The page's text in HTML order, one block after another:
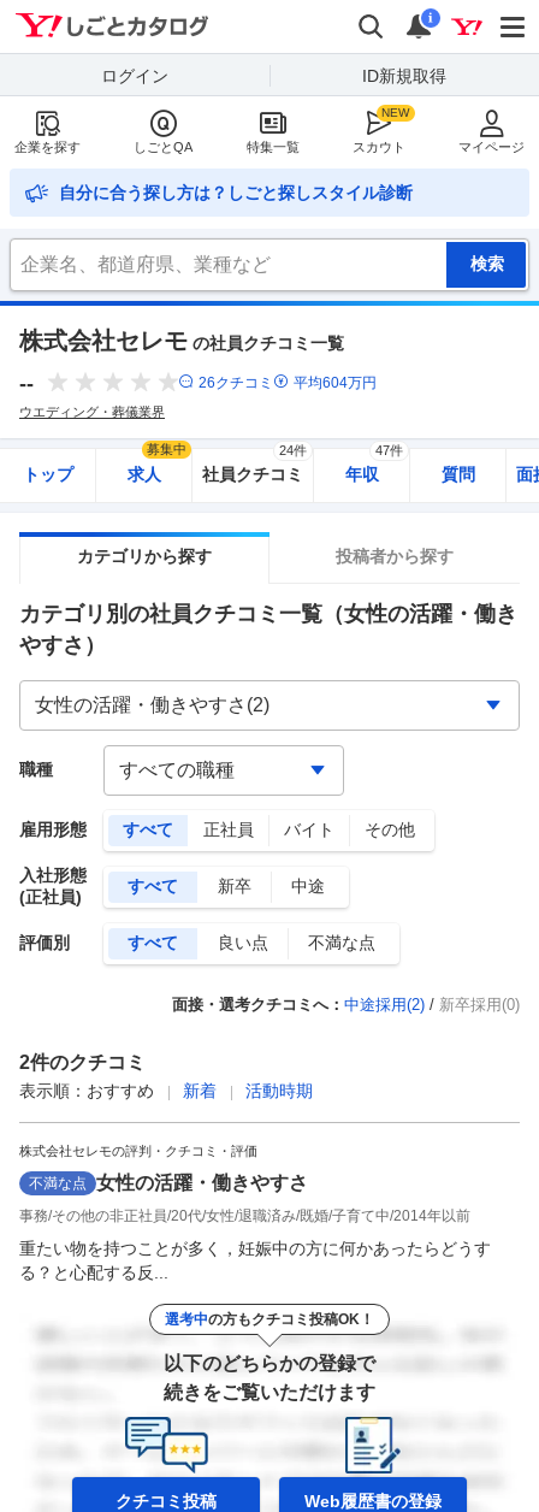
検索
通知
i
ログイン ID新規取得
企業を探す しごとQA 特集一覧 スカウト マイページ
自分に合う探し方は？しごと探しスタイル診断
株式会社セレモ の社員クチコミ一覧
-- 26クチコミ 平均604万円
ウエディング・葬儀業界
トップ 求人
募集中
社員クチコミ
24件
年収
47件
質問 面
カテゴリから探す 投稿者から探す
カテゴリ別の社員クチコミ一覧 （女性の活躍・働き
やすさ）
雇用形態 すべて 正社員 バイト その他
入社形態
(正社員)
すべて 新卒 中途
評価別 すべて 良い点 不満な点
職種
面接・選考クチコミへ： 中途採用(2) / 新卒採用(0)
2件のクチコミ
表示順： おすすめ 新着 活動時期
株式会社セレモの評判・クチコミ・評価
不満な点 女性の活躍・働きやすさ
事務 その他の非正社員 20代 女性 退職済み 既婚 子育て中 2014年以前
重たい物を持つことが多く，妊娠中の方に何かあったらどうす
る？と心配する反...
選考中の方もクチコミ投稿OK！
以下のどちらかの登録で
続きをご覧いただけます
クチコミ投稿 Web履歴書の登録